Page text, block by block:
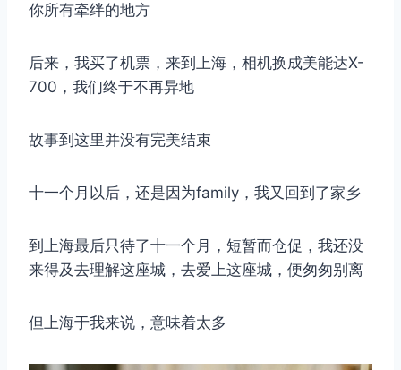
你所有牵绊的地方
后来，我买了机票，来到上海，相机换成美能达X-
700，我们终于不再异地
故事到这里并没有完美结束
十一个月以后，还是因为family，我又回到了家乡
到上海最后只待了十一个月，短暂而仓促，我还没
来得及去理解这座城，去爱上这座城，便匆匆别离
但上海于我来说，意味着太多